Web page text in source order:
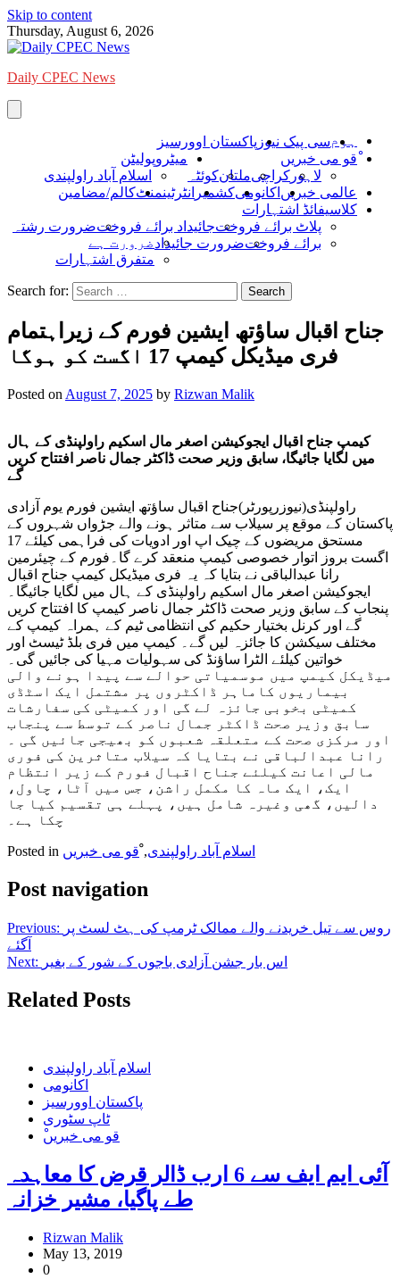
Skip to content
Thursday, August 6, 2026
Daily CPEC News
ہومسی پیک نیوز پاکستان اوورسیز
ْقو می خبریں
لاہور کراچیملتانکوئٹہ
میٹروپولیٹن
اسلام آباد راولپندی
عالمی خبریں اکانومیکشمیر انٹرٹینمنٹکالم/مضامین
کلاسیفائڈ اشتہارات
پلاٹ برائے فروختجائیداد برائے فروختضرورت رشتہ
برائے فروختضرورت جائیدادضرورت ہے
متفرق اشتہارات
Search for:
جناح اقبال ساؤتھ ایشین فورم کے زیراہتمام
فری میڈیکل کیمپ 17 اگست کو ہوگا
Posted on August 7, 2025 by Rizwan Malik
کیمپ جناح اقبال ایجوکیشن اصغر مال اسکیم راولپنڈی کے ہال
میں لگایا جائیگا، سابق وزیر صحت ڈاکٹر جمال ناصر افتتاح کریں
گے
راولپنڈی(نیوزرپورٹر)جناح اقبال ساؤتھ ایشین فورم یوم آزادی
پاکستان کے موقع پر سیلاب سے متاثر ہونے والے جڑواں شہروں کے
مستحق مریضوں کے چیک اپ اور ادویات کی فراہمی کیلئے 17
اگست بروز اتوار خصوصی کیمپ منعقد کرے گا۔فورم کے چیئرمین
رانا عبدالباقی نے بتایا کہ یہ فری میڈیکل کیمپ جناح اقبال
ایجوکیشن اصغر مال اسکیم راولپنڈی کے ہال میں لگایا جائیگا۔
پنجاب کے سابق وزیر صحت ڈاکٹر جمال ناصر کیمپ کا افتتاح کریں
گے اور کرنل بختیار حکیم کی انتظامی ٹیم کے ہمراہ کیمپ کے
مختلف سیکشن کا جائزہ لیں گے۔ کیمپ میں فری بلڈ ٹیسٹ اور
خواتین کیلئے الٹرا ساؤنڈ کی سہولیات مہیا کی جائیں گی۔
میڈیکل کیمپ میں موسمیاتی حوالے سے پیدا ہونے والی
بیماریوں کاماہر ڈاکٹروں پر مشتمل ایک اسٹڈی
کمیٹی بخوبی جائزہ لے گی اور کمیٹی کی سفارشات
سابق وزیر صحت ڈاکٹر جمال ناصر کے توسط سے پنجاب
اور مرکزی صحت کے متعلقہ شعبوں کو بھیجی جائیں گی ۔
رانا عبدالباقی نے بتایا کہ سیلاب متاثرین کی فوری
مالی اعانت کیلئے جناح اقبال فورم کے زیر انتظام
ایک، ایک ماہ کا مکمل راشن، جس میں آٹا، چاول،
دالیں، گھی وغیرہ شامل ہیں، پہلے ہی تقسیم کیا جا
چکا ہے۔
Posted in اسلام آباد راولپندی,ْقو می خبریں
Post navigation
Previous: روس سے تیل خریدنے والے ممالک ٹرمپ کی ہٹ لسٹ پر
آگئے
Next: اس بار جشن آزادی باجوں کے شور کے بغیر
Related Posts
اسلام آباد راولپندی
اکانومی
پاکستان اوورسیز
ٹاپ سٹوری
ْقو می خبریں
آئی ایم ایف سے 6 ارب ڈالر قرض کا معاہدہ
طے پاگیا، مشیر خزانہ
Rizwan Malik
May 13, 2019
0